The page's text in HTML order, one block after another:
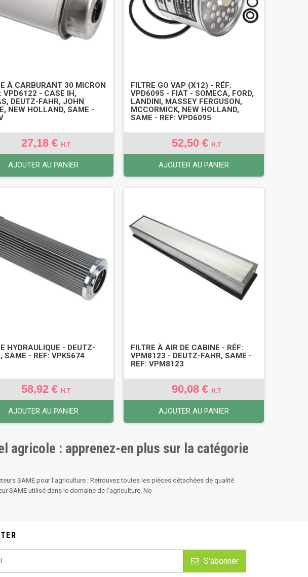
À CARBURANT 30 MICRON
VPD6122 - CASE IH,
DEUTZ-FAHR, JOHN
NEW HOLLAND, SAME -
27,18 €H.T
AJOUTER AU PANIER
FILTRE GO VAP (X12) - RÉF:
VPD6095 - FIAT - SOMECA, FORD,
LANDINI, MASSEY FERGUSON,
MCCORMICK, NEW HOLLAND,
SAME - REF: VPD6095
52,50 €H.T
AJOUTER AU PANIER
HYDRAULIQUE - DEUTZ-
SAME - REF: VPK5674
58,92 €H.T
AJOUTER AU PANIER
FILTRE À AIR DE CABINE - RÉF:
VPM8123 - DEUTZ-FAHR, SAME -
REF: VPM8123
90,08 €H.T
AJOUTER AU PANIER
agricole : apprenez-en plus sur la catégorie
SAME pour l'agriculture : Retrouvez toutes les pièces détachées de qualité
SAME utilisé dans le domaine de l'agriculture. No
S'abonner